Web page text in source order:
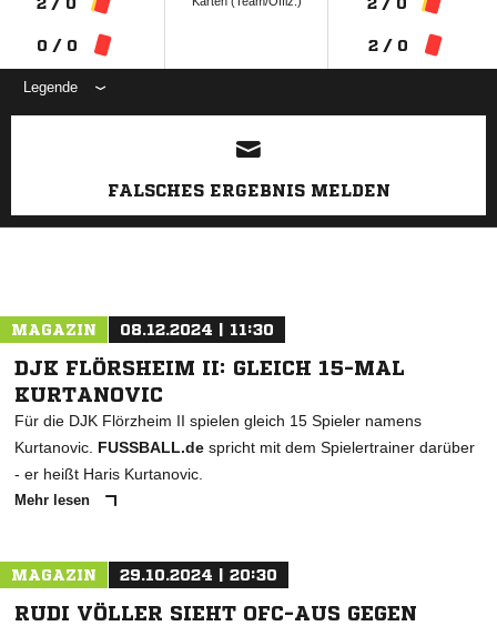
0 / 0 2 / 0
Legende
ANZEIGE
FALSCHES ERGEBNIS MELDEN
MAGAZIN 08.12.2024 | 11:30
DJK FLÖRSHEIM II: GLEICH 15-MAL
KURTANOVIC
Für die DJK Flörzheim II spielen gleich 15 Spieler namens
Kurtanovic. FUSSBALL.de spricht mit dem Spielertrainer darüber
- er heißt Haris Kurtanovic.
Mehr lesen
MAGAZIN 29.10.2024 | 20:30
RUDI VÖLLER SIEHT OFC-AUS GEGEN